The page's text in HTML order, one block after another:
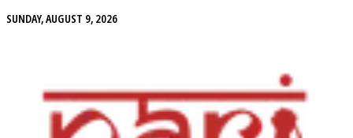
SUNDAY, AUGUST 9, 2026